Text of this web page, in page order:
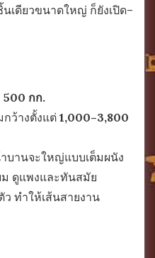
เดียวขนาดใหญ่ ก็ยังเปิด–
500 กก.
ว้างตั้งแต่ 1,000–3,800
บานจะใหญ่แบบเต็มผนัง
ดูแพงและทันสมัย
ทำให้เส้นสายงาน